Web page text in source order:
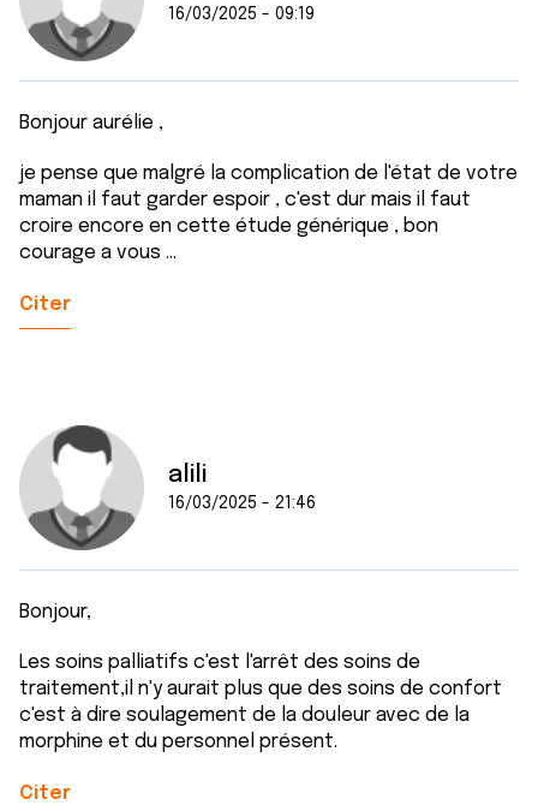
16/03/2025 - 09:19
Bonjour aurélie ,
je pense que malgré la complication de l'état de votre
maman il faut garder espoir , c'est dur mais il faut
croire encore en cette étude générique , bon
courage a vous ...
Citer
alili
16/03/2025 - 21:46
Bonjour,
Les soins palliatifs c'est l'arrêt des soins de
traitement,il n'y aurait plus que des soins de confort
c'est à dire soulagement de la douleur avec de la
morphine et du personnel présent.
Citer